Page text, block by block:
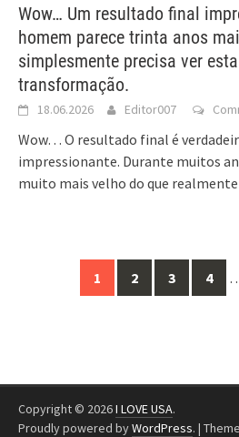
Wow… Um resultado final
homem parece trinta anos
simplesmente precisa ver
transformação.
18.06.2026 Editor007
Wow… O resultado final é
impressionante. Durante muitos
muito mais velho do que
navigation
1 2 3 4
Copyright © 2026I LOVE USA.
Proudly powered byWordPress. |